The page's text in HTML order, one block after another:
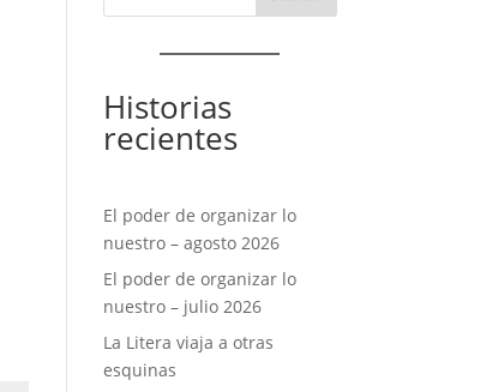
Historias
recientes
El poder de organizar lo
nuestro – agosto 2026
El poder de organizar lo
nuestro – julio 2026
La Litera viaja a otras
esquinas